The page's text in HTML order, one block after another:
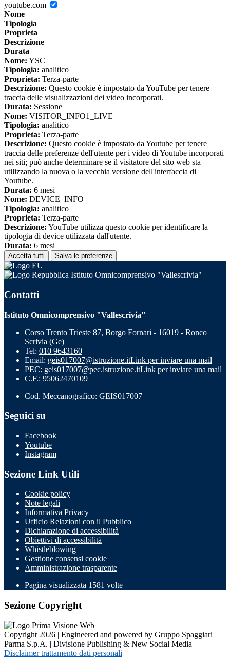
youtube.com
Nome
Tipologia
Proprieta
Descrizione
Durata
Nome: YSC
Tipologia: analitico
Proprieta: Terza-parte
Descrizione: Questo cookie è impostato da YouTube per tenere
traccia delle visualizzazioni dei video incorporati.
Durata: Sessione
Nome: VISITOR_INFO1_LIVE
Tipologia: analitico
Proprieta: Terza-parte
Descrizione: Questo cookie è impostato da Youtube per tenere
traccia delle preferenze dell'utente per i video di Youtube incorporati
nei siti; può anche determinare se il visitatore del sito web sta
utilizzando la nuova o la vecchia versione dell'interfaccia di
Youtube.
Durata: 6 mesi
Nome: DEVICE_INFO
Tipologia: analitico
Proprieta: Terza-parte
Descrizione: YouTube utilizza questo cookie per identificare la
tipologia di device utilizzata dall'utente.
Durata: 6 mesi
Accetta tutti Salva le preferenze
Istituto Omnicomprensivo "Vallescrivia"
Contatti
Istituto Omnicomprensivo "Vallescrivia"
Corso Trento Trieste 87, Borgo Fornari - 16019 - Ronco
Scrivia (Ge)
Tel: 010 9643160
Email: geis017007@istruzione.itLink per inviare una mail
PEC: geis017007@pec.istruzione.itLink per inviare una mail
C.F.: 95062470109
Cod. Meccanografico: GEIS017007
Seguici su
Facebook
Youtube
Instagram
Sezione Link Utili
Cookie policy
Note legali
Informativa Privacy
Ufficio Relazioni con il Pubblico
Dichiarazione di accessibilità
Obiettivi di accessibilità
Whistleblowing
Gestione consensi cookie
Amministrazione trasparente
Pagina visualizzata 1581 volte
Sezione Copyright
Copyright 2026 | Engineered and powered by Gruppo Spaggiari
Parma S.p.A. | Divisione Publishing & New Social Media
Disclaimer trattamento dati personali